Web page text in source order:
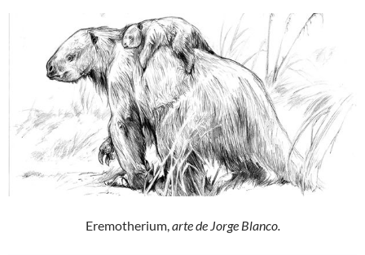
Eremotherium,arte de Jorge Blanco.